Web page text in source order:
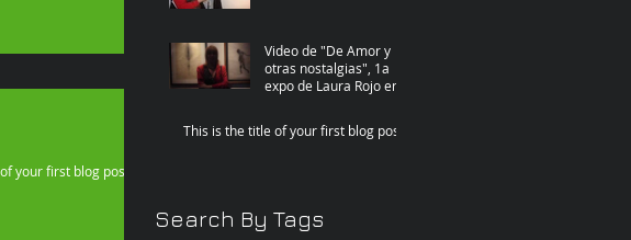
your first blog post.
Video de "De Amor y
otras nostalgias", 1a
expo de Laura Rojo en
This is the title of your first blog post
Search By Tags